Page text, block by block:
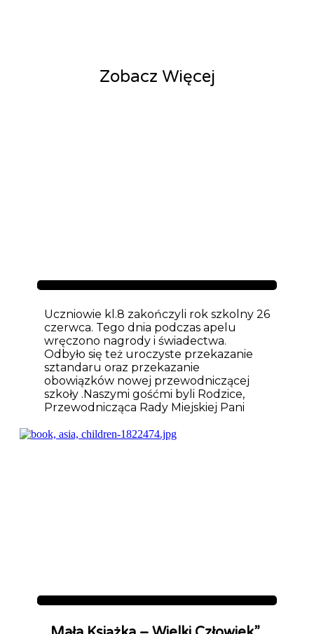
Zobacz Więcej
Aktualności
Uczniowie kl.8 zakończyli rok szkolny 26
czerwca. Tego dnia podczas apelu
wręczono nagrody i świadectwa.
Odbyło się też uroczyste przekazanie
sztandaru oraz przekazanie
obowiązków nowej przewodniczącej
szkoły .Naszymi gośćmi byli Rodzice,
Przewodnicząca Rady Miejskiej Pani
Aktualności